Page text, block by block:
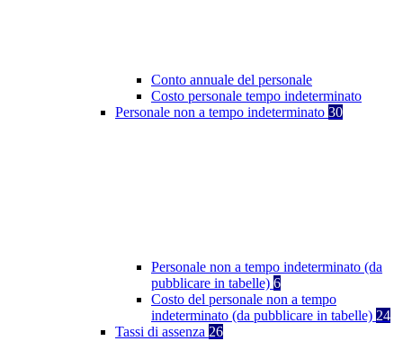
Conto annuale del personale
Costo personale tempo indeterminato
Personale non a tempo indeterminato 30
Personale non a tempo indeterminato (da
pubblicare in tabelle) 6
Costo del personale non a tempo
indeterminato (da pubblicare in tabelle) 24
Tassi di assenza 26